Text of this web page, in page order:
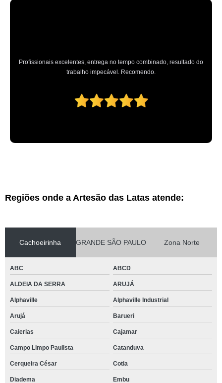
Profissionais excelentes, entrega no tempo combinado, resultado do
trabalho impecável. Recomendo.
Regiões onde a Artesão das Latas atende:
Cachoeirinha GRANDE SÃO PAULO Zona Norte
ABC ABCD
ALDEIA DA SERRA ARUJÁ
Alphaville Alphaville Industrial
Arujá Barueri
Caierias Cajamar
Campo Limpo Paulista Catanduva
Cerqueira César Cotia
Diadema Embu